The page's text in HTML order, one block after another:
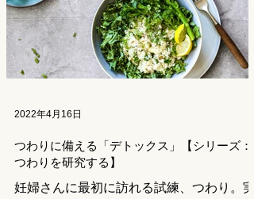
つわりに備える「デトックス」【シリーズ：
つわりを研究する】
妊婦さんに最初に訪れる試練、つわり。実
2022年4月16日